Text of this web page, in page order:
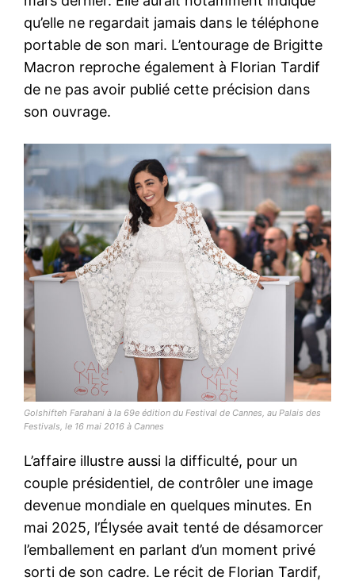
qu’elle ne regardait jamais dans le téléphone
portable de son mari. L’entourage de Brigitte
Macron reproche également à Florian Tardif
de ne pas avoir publié cette précision dans
son ouvrage.
Golshifteh Farahani à la 69e édition du Festival de Cannes, au Palais des
Festivals, le 16 mai 2016 à Cannes
L’affaire illustre aussi la difficulté, pour un
couple présidentiel, de contrôler une image
devenue mondiale en quelques minutes. En
mai 2025, l’Élysée avait tenté de désamorcer
l’emballement en parlant d’un moment privé
sorti de son cadre. Le récit de Florian Tardif,